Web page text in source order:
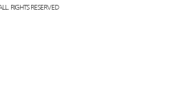
RIGHTS RESERVED